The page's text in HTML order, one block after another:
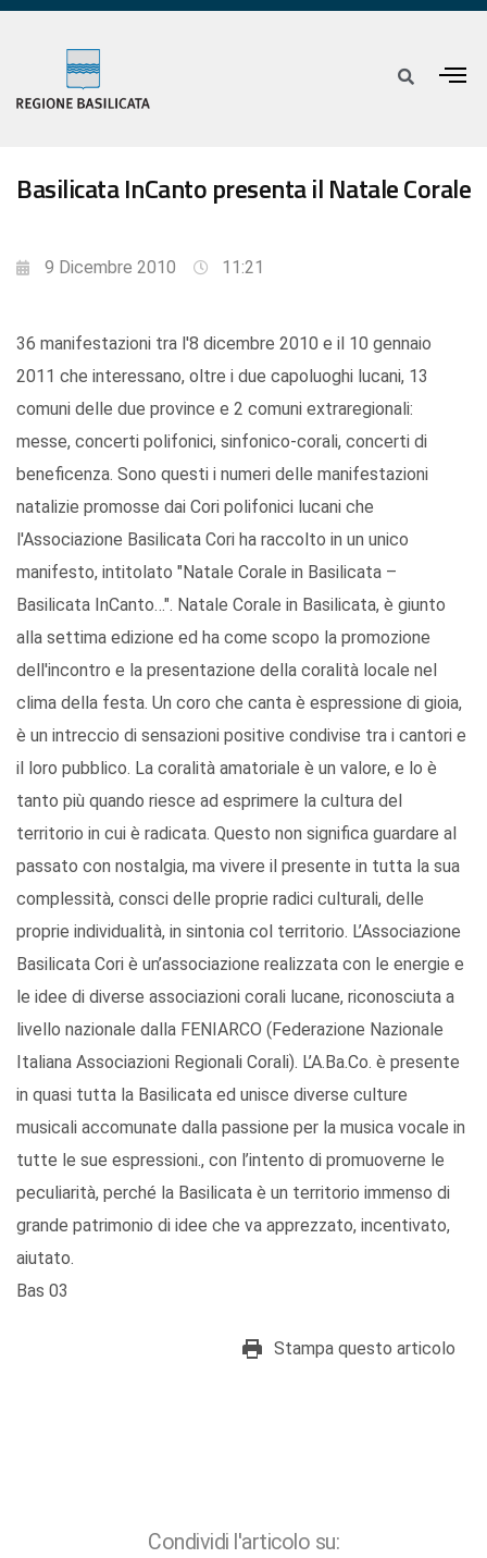
Basilicata InCanto presenta il Natale Corale
9 Dicembre 2010 11:21
36 manifestazioni tra l'8 dicembre 2010 e il 10 gennaio
2011 che interessano, oltre i due capoluoghi lucani, 13
comuni delle due province e 2 comuni extraregionali:
messe, concerti polifonici, sinfonico-corali, concerti di
beneficenza. Sono questi i numeri delle manifestazioni
natalizie promosse dai Cori polifonici lucani che
l'Associazione Basilicata Cori ha raccolto in un unico
manifesto, intitolato "Natale Corale in Basilicata –
Basilicata InCanto…". Natale Corale in Basilicata, è giunto
alla settima edizione ed ha come scopo la promozione
dell'incontro e la presentazione della coralità locale nel
clima della festa. Un coro che canta è espressione di gioia,
è un intreccio di sensazioni positive condivise tra i cantori e
il loro pubblico. La coralità amatoriale è un valore, e lo è
tanto più quando riesce ad esprimere la cultura del
territorio in cui è radicata. Questo non significa guardare al
passato con nostalgia, ma vivere il presente in tutta la sua
complessità, consci delle proprie radici culturali, delle
proprie individualità, in sintonia col territorio. L’Associazione
Basilicata Cori è un’associazione realizzata con le energie e
le idee di diverse associazioni corali lucane, riconosciuta a
livello nazionale dalla FENIARCO (Federazione Nazionale
Italiana Associazioni Regionali Corali). L’A.Ba.Co. è presente
in quasi tutta la Basilicata ed unisce diverse culture
musicali accomunate dalla passione per la musica vocale in
tutte le sue espressioni., con l’intento di promuoverne le
peculiarità, perché la Basilicata è un territorio immenso di
grande patrimonio di idee che va apprezzato, incentivato,
aiutato.
Bas 03
Stampa questo articolo
Condividi l'articolo su: